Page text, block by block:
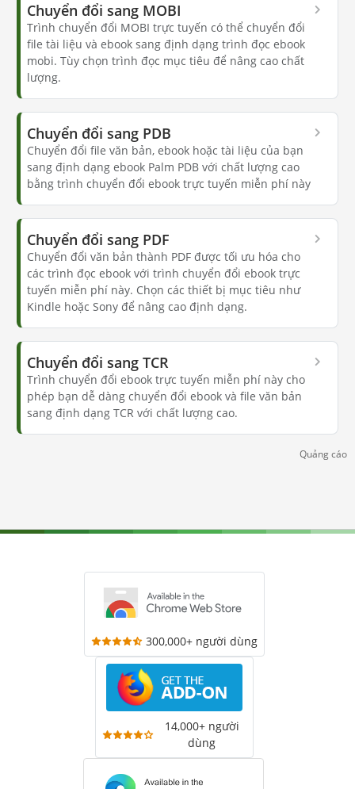
Chuyển đổi sang MOBI
Trình chuyển đổi MOBI trực tuyến có thể chuyển đổi
file tài liệu và ebook sang định dạng trình đọc ebook
mobi. Tùy chọn trình đọc mục tiêu để nâng cao chất
lượng.
Chuyển đổi sang PDB
Chuyển đổi file văn bản, ebook hoặc tài liệu của bạn
sang định dạng ebook Palm PDB với chất lượng cao
bằng trình chuyển đổi ebook trực tuyến miễn phí này
Chuyển đổi sang PDF
Chuyển đổi văn bản thành PDF được tối ưu hóa cho
các trình đọc ebook với trình chuyển đổi ebook trực
tuyến miễn phí này. Chọn các thiết bị mục tiêu như
Kindle hoặc Sony để nâng cao định dạng.
Chuyển đổi sang TCR
Trình chuyển đổi ebook trực tuyến miễn phí này cho
phép bạn dễ dàng chuyển đổi ebook và file văn bản
sang định dạng TCR với chất lượng cao.
Quảng cáo
300,000+ người dùng
14,000+ người
dùng